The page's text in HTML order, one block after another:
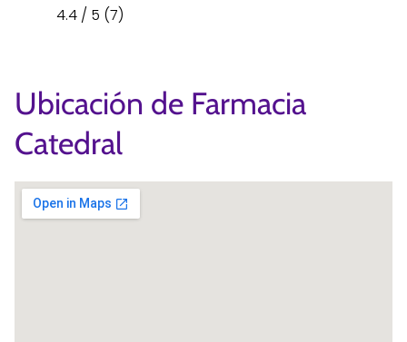
4.4 / 5 (7)
Ubicación de Farmacia
Catedral